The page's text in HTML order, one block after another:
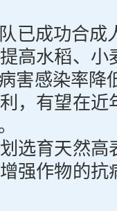
已成功合成
高水稻、小
害感染率降
，有望在近
选育天然高
强作物的抗